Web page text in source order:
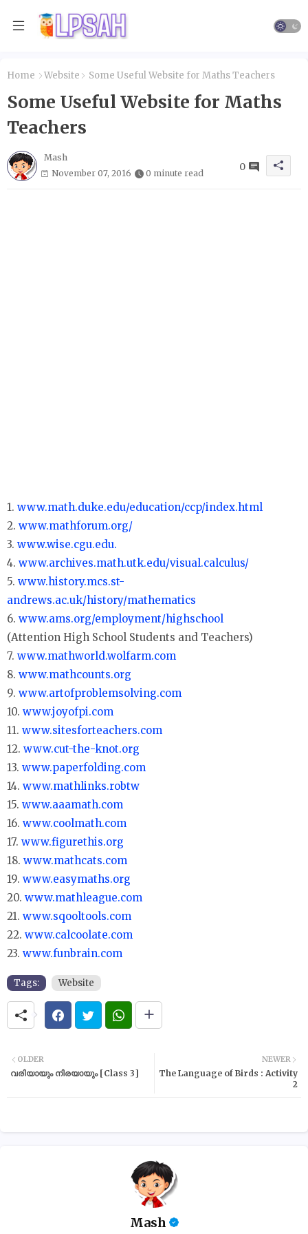
Home Website Some Useful Website for Maths Teachers
Some Useful Website for Maths
Teachers
Mash
November 07, 2016
0 minute read
0
1. www.math.duke.edu/education/ccp/index.html
2. www.mathforum.org/
3. www.wise.cgu.edu.
4. www.archives.math.utk.edu/visual.calculus/
5. www.history.mcs.st-
andrews.ac.uk/history/mathematics
6. www.ams.org/employment/highschool
(Attention High School Students and Teachers)
7. www.mathworld.wolfarm.com
8. www.mathcounts.org
9. www.artofproblemsolving.com
10. www.joyofpi.com
11. www.sitesforteachers.com
12. www.cut-the-knot.org
13. www.paperfolding.com
14. www.mathlinks.robtw
15. www.aaamath.com
16. www.coolmath.com
17. www.figurethis.org
18. www.mathcats.com
19. www.easymaths.org
20. www.mathleague.com
21. www.sqooltools.com
22. www.calcoolate.com
23. www.funbrain.com
Tags: Website
NEWER
The Language of Birds : Activity
2
OLDER
വരിയായും നിരയായും [Class 3]
Mash